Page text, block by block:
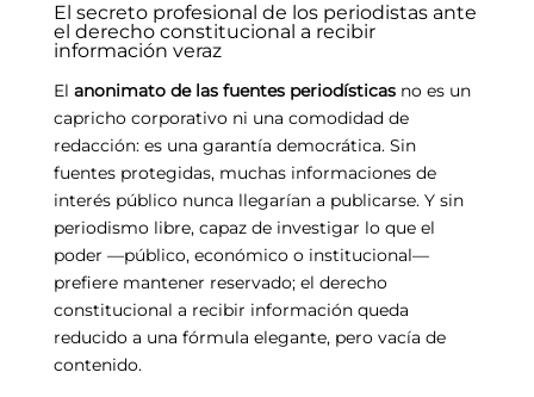
El secreto profesional de los periodistas ante
el derecho constitucional a recibir
información veraz
El anonimato de las fuentes periodísticasno es un
capricho corporativo ni una comodidad de
redacción: es una garantía democrática. Sin
fuentes protegidas, muchas informaciones de
interés público nunca llegarían a publicarse. Y sin
periodismo libre, capaz de investigar lo que el
poder —público, económico o institucional—
prefiere mantener reservado; el derecho
constitucional a recibir información queda
reducido a una fórmula elegante, pero vacía de
contenido.